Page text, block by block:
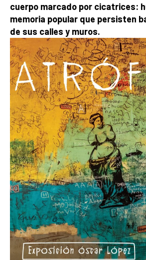
cuerpo marcado por cicatrices:
memoria popular que persisten
de sus calles y muros.